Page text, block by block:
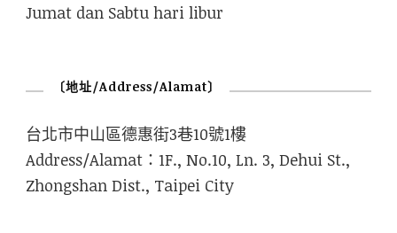
Jumat dan Sabtu hari libur
〔地址/Address/Alamat〕
台北市中山區德惠街3巷10號1樓
Address/Alamat：1F., No.10, Ln. 3, Dehui St.,
Zhongshan Dist., Taipei City